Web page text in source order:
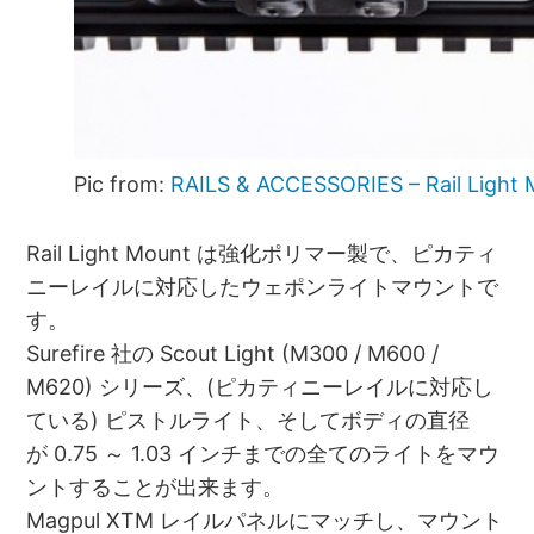
Pic from: RAILS & ACCESSORIES – Rail Light
Rail Light Mount は強化ポリマー製で、ピカティ
ニーレイルに対応したウェポンライトマウントで
す。
Surefire 社の Scout Light (M300 / M600 /
M620) シリーズ、(ピカティニーレイルに対応し
ている) ピストルライト、そしてボディの直径
が 0.75 ～ 1.03 インチまでの全てのライトをマウ
ントすることが出来ます。
Magpul XTM レイルパネルにマッチし、マウント